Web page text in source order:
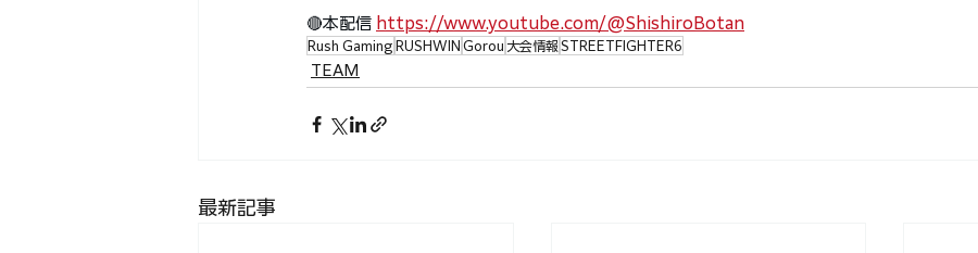
🔴本配信 https://www.youtube.com/@ShishiroBotan
Rush Gaming RUSHWIN Gorou 大会情報 STREETFIGHTER6
TEAM
最新記事